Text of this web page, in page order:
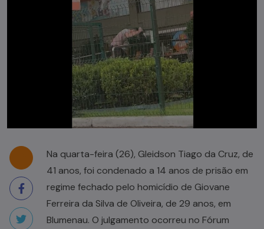
Na quarta-feira (26), Gleidson Tiago da Cruz, de
41 anos, foi condenado a 14 anos de prisão em
regime fechado pelo homicídio de Giovane
Ferreira da Silva de Oliveira, de 29 anos, em
Blumenau. O julgamento ocorreu no Fórum